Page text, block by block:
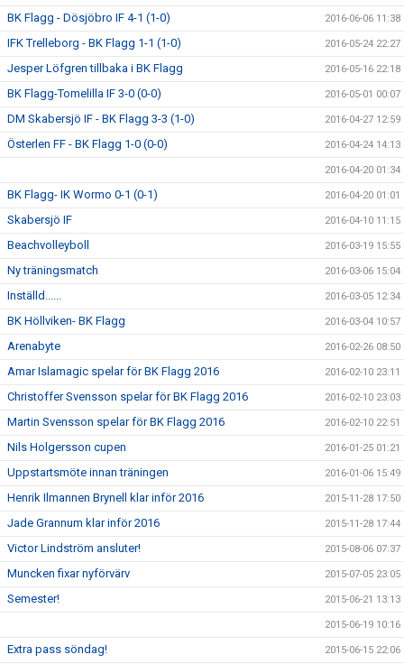
BK Flagg - Dösjöbro IF 4-1 (1-0) 2016-06-06 11:38
IFK Trelleborg - BK Flagg 1-1 (1-0) 2016-05-24 22:27
Jesper Löfgren tillbaka i BK Flagg 2016-05-16 22:18
BK Flagg-Tomelilla IF 3-0 (0-0) 2016-05-01 00:07
DM Skabersjö IF - BK Flagg 3-3 (1-0) 2016-04-27 12:59
Österlen FF - BK Flagg 1-0 (0-0) 2016-04-24 14:13
2016-04-20 01:34
BK Flagg- IK Wormo 0-1 (0-1) 2016-04-20 01:01
Skabersjö IF 2016-04-10 11:15
Beachvolleyboll 2016-03-19 15:55
Ny träningsmatch 2016-03-06 15:04
Inställd...... 2016-03-05 12:34
BK Höllviken- BK Flagg 2016-03-04 10:57
Arenabyte 2016-02-26 08:50
Amar Islamagic spelar för BK Flagg 2016 2016-02-10 23:11
Christoffer Svensson spelar för BK Flagg 2016 2016-02-10 23:03
Martin Svensson spelar för BK Flagg 2016 2016-02-10 22:51
Nils Holgersson cupen 2016-01-25 01:21
Uppstartsmöte innan träningen 2016-01-06 15:49
Henrik Ilmannen Brynell klar inför 2016 2015-11-28 17:50
Jade Grannum klar inför 2016 2015-11-28 17:44
Victor Lindström ansluter! 2015-08-06 07:37
Muncken fixar nyförvärv 2015-07-05 23:05
Semester! 2015-06-21 13:13
2015-06-19 10:16
Extra pass söndag! 2015-06-15 22:06